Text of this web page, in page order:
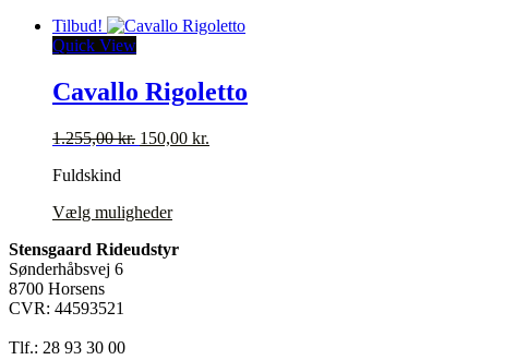
Tilbud!
Quick View
Cavallo Rigoletto
1.255,00kr. Den
1.255,00 kr..
150,00 kr.
Fuldskind
Vælg mulighederDette
har
Stensgaard Rideudstyr
Sønderhåbsvej 6
8700 Horsens
CVR: 44593521
Tlf.: 28 93 30 00